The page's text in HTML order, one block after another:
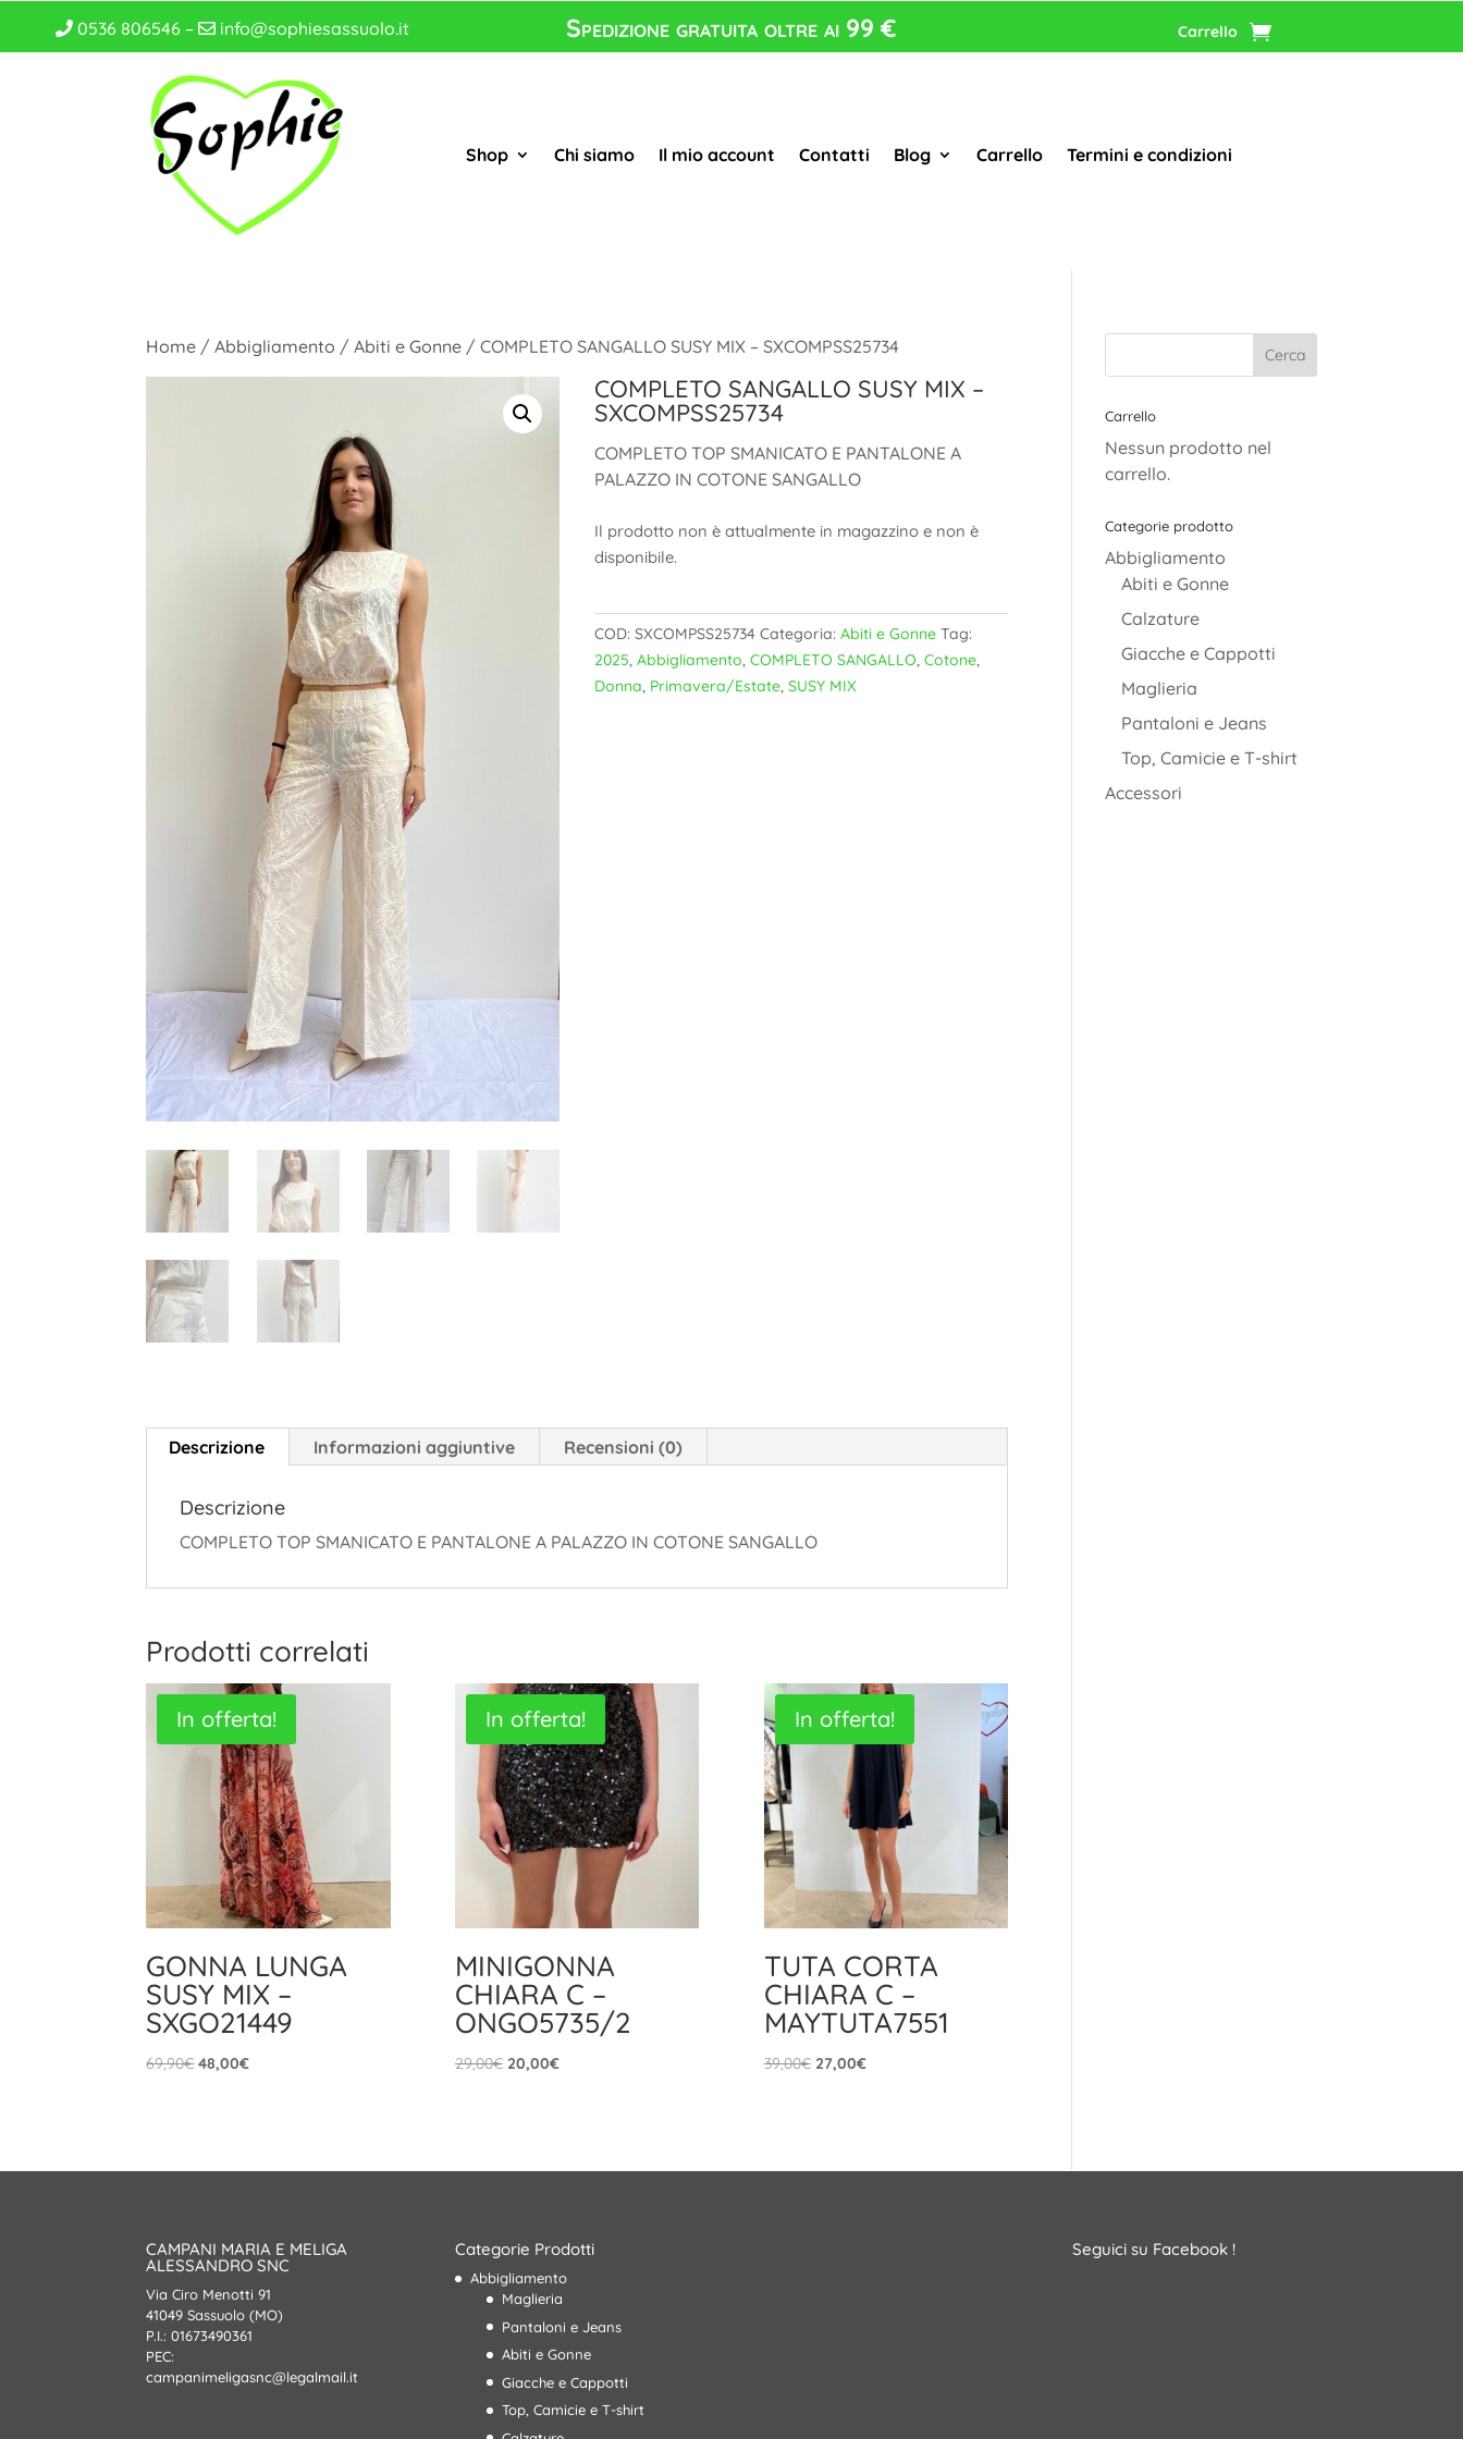
0536 806546 – info@sophiesassuolo.it Spedizione gratuita oltre ai 99 € Carrello
Shop Chi siamo Il mio account Contatti Blog Carrello Termini e condizioni
Home /Abbigliamento /Abiti e Gonne / COMPLETO SANGALLO SUSY MIX – SXCOMPSS25734
COMPLETO SANGALLO SUSY MIX –
SXCOMPSS25734
COMPLETO TOP SMANICATO E PANTALONE A
PALAZZO IN COTONE SANGALLO
Il prodotto non è attualmente in magazzino e non è
disponibile.
COD:SXCOMPSS25734 Categoria:Abiti e Gonne Tag:
2025,Abbigliamento,COMPLETO SANGALLO,Cotone,
Donna, Primavera/Estate,SUSY MIX
Descrizione Informazioni aggiuntive Recensioni (0)
Descrizione
COMPLETO TOP SMANICATO E PANTALONE A PALAZZO IN COTONE SANGALLO
Prodotti correlati
In offerta!
GONNA LUNGA
SUSY MIX –
SXGO21449
69,90€Il
48,00€Il
In offerta!
MINIGONNA
CHIARA C –
ONGO5735/2
29,00€ Il
20,00€Il
In offerta!
TUTA CORTA
CHIARA C –
MAYTUTA7551
39,00€ Il
27,00€Il
Carrello
Nessun prodotto nel
carrello.
Categorie prodotto
Abbigliamento
Abiti e Gonne
Calzature
Giacche e Cappotti
Maglieria
Pantaloni e Jeans
Top, Camicie e T-shirt
Accessori
CAMPANI MARIA E MELIGA
ALESSANDRO SNC
Via Ciro Menotti 91
41049 Sassuolo (MO)
P.I.: 01673490361
PEC:
campanimeligasnc@legalmail.it
Categorie Prodotti
Abbigliamento
Maglieria
Pantaloni e Jeans
Abiti e Gonne
Giacche e Cappotti
Top, Camicie e T-shirt
Seguici su Facebook !